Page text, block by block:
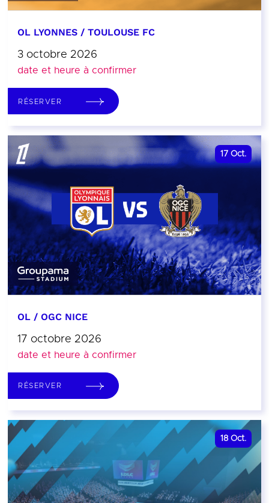
OL LYONNES / TOULOUSE FC
3 octobre 2026
date et heure à confirmer
RÉSERVER
17 Oct.
OL / OGC NICE
17 octobre 2026
date et heure à confirmer
RÉSERVER
18 Oct.